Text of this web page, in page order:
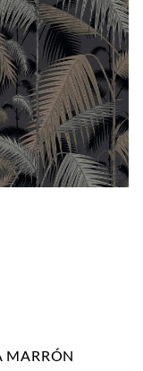
MARRÓN